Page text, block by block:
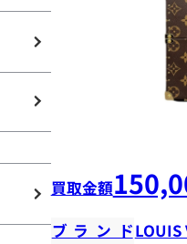
買取金額
ブランドLOUIS